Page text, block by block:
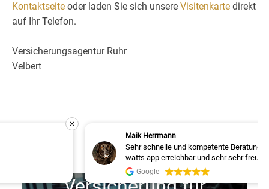
Kontaktseite oder laden Sie sich unsere Visitenkarte direkt
auf Ihr Telefon.
Versicherungsagentur Ruhr
Velbert
Sehr schnelle und kompetente Beratung. Ist jederzeit über
watts app erreichbar und sehr sehr freundlich. Kann ich
Google